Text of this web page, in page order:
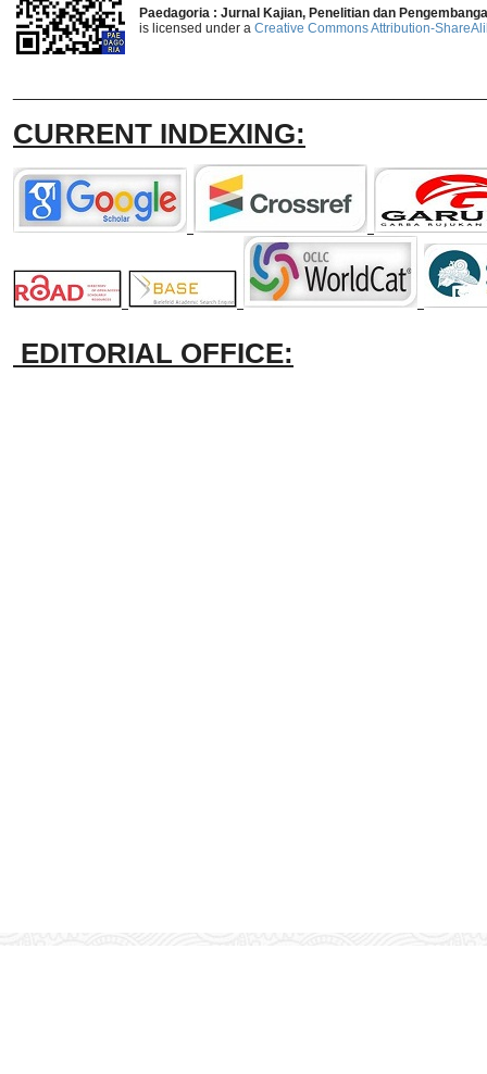
Paedagoria : Jurnal Kajian, Penelitian dan
is licensed under a Creative Commons Attribution-
CURRENT INDEXING:
EDITORIAL OFFICE: